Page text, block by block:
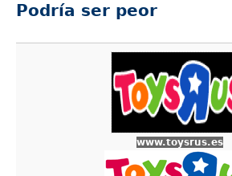
Podría ser peor
www.toysrus.es